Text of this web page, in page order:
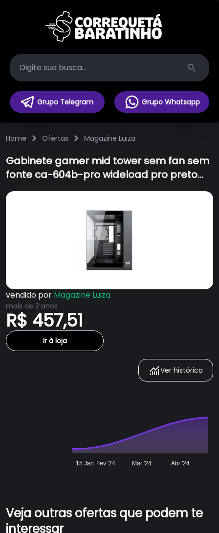
Search
Grupo Telegram Grupo Whatsapp
Home Ofertas Magazine Luiza
Gabinete gamer mid tower sem fan sem
fonte ca-604b-pro wideload pro preto
redragon
vendido por Magazine Luiza
mais de 2 anos
R$ 457,51
Ir à loja
Ver histórico
15 Jan Fev '24 Mar '24 Abr '24
Veja outras ofertas que podem te
interessar